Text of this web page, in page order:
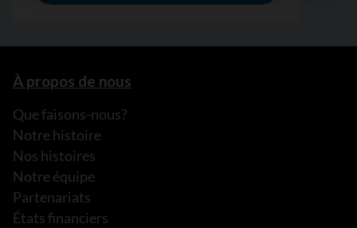
À propos de nous
Que faisons-nous?
Notre histoire
Nos histoires
Notre équipe
Partenariats
États financiers